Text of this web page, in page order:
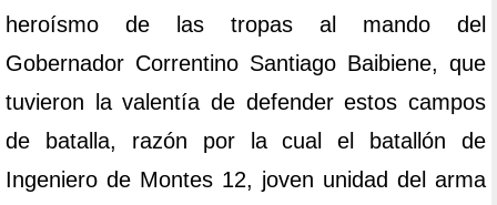
heroísmo de las tropas al mando del
Gobernador Correntino Santiago Baibiene, que
tuvieron la valentía de defender estos campos
de batalla, razón por la cual el batallón de
Ingeniero de Montes 12, joven unidad del arma